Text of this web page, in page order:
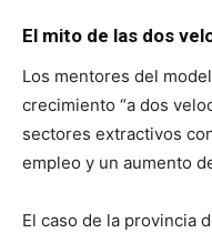
El mito de las dos
Los mentores del
crecimiento “a dos
sectores extractivos
empleo y un aumento
El caso de la provincia